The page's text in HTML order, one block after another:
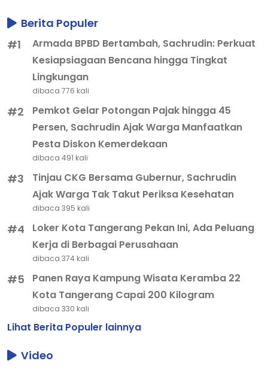
Berita Populer
#1
Armada BPBD Bertambah, Sachrudin: Perkuat
Kesiapsiagaan Bencana hingga Tingkat
Lingkungan
dibaca 776 kali
#2
Pemkot Gelar Potongan Pajak hingga 45
Persen, Sachrudin Ajak Warga Manfaatkan
Pesta Diskon Kemerdekaan
dibaca 491 kali
#3
Tinjau CKG Bersama Gubernur, Sachrudin
Ajak Warga Tak Takut Periksa Kesehatan
dibaca 395 kali
#4
Loker Kota Tangerang Pekan Ini, Ada Peluang
Kerja di Berbagai Perusahaan
dibaca 374 kali
#5
Panen Raya Kampung Wisata Keramba 22
Kota Tangerang Capai 200 Kilogram
dibaca 330 kali
Lihat Berita Populer lainnya
Video